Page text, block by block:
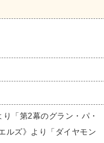
「第2幕のグラン・パ・
ルズ》より「ダイヤモン